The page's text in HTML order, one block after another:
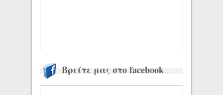
Βρείτε μας στο facebook